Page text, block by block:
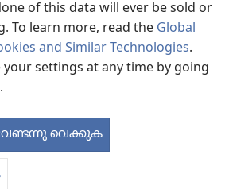
of this data will ever be sold or
To learn more, read the Global
and Similar Technologies.
your settings at any time by going
.
വെക്കുക
ക്രമീകരണങ്ങൾ